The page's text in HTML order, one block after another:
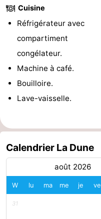
Nature
Oosterschelde
-
Burgh
Haamstede
Nature
Kop
van
Schouwen
Walcheren
-
Veere
-
Nature
Oranjezon
-
Oostkapelle
-
de
Domburg
-
Cuisine
Réfrigérateur avec
compartiment
congélateur.
Machine à café.
Bouilloire.
Lave-vaisselle.
Calendrier La Dune
août 2026
W lu ma me je ve
31